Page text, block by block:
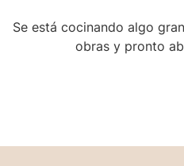
Se está cocinando algo
obras y pronto